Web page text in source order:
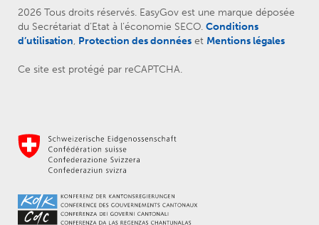
2026 Tous droits réservés. EasyGov est une marque déposée
du Secrétariat d’Etat à l’économie SECO. Conditions
d’utilisation, Protection des données et Mentions légales
Ce site est protégé par reCAPTCHA.